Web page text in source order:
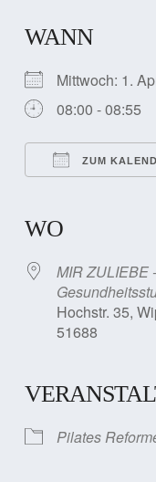
WANN
Mittwoch: 1.
08:00 - 08:55
ZUM
WO
MIR ZULIEBE
Hochstr. 35,
51688
Pilates